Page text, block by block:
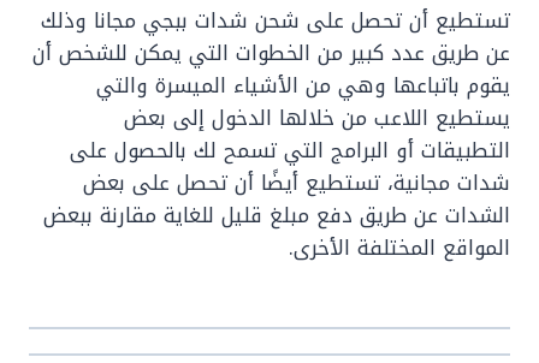
تستطيع أن تحصل على شحن شدات ببجي مجانا وذلك
عن طريق عدد كبير من الخطوات التي يمكن للشخص أن
يقوم باتباعها وهي من الأشياء الميسرة والتي
يستطيع اللاعب من خلالها الدخول إلى بعض
التطبيقات أو البرامج التي تسمح لك بالحصول على
شدات مجانية، تستطيع أيضًا أن تحصل على بعض
الشدات عن طريق دفع مبلغ قليل للغاية مقارنة ببعض
المواقع المختلفة الأخرى.